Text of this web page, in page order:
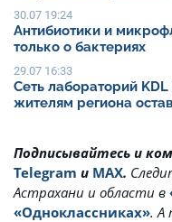
30.07 19:24
Антибиотики и
только о бактериях
29.07 16:33
Сеть лабораторий
жителям региона
Подписывайтесь и
Telegram и MAX.
Астрахани и области в
«Одноклассниках». А